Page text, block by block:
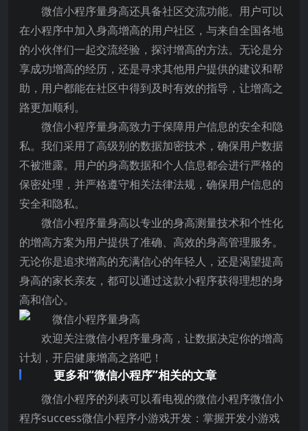
微信小程序量身高还具备社区交流功能。用户可以
在小程序中加入身高增高的用户社区，与来自全国各地
的小伙伴们一起交流经验，探讨增高的方法。无论是分
享成功增高的经历，还是寻求其他用户提供的建议和帮
助，用户都能在社区中得到及时有效的指导，让增高之
路更加顺利。
微信小程序量身高致力于保障用户信息的安全和隐
私。我们采用了高级别的数据加密技术，确保用户数据
不被泄露。用户的身高数据和个人信息都会进行严格的
保密处理，并严格遵守相关法律法规，确保用户信息的
安全和隐私。
微信小程序量身高以专业的身高测量技术和个性化
的增高方案为用户提供了准确、高效的身高管理服务。
无论你是追求增高的充满信心的年轻人，还是渴望提高
身高的家长亲友，都可以通过这款小程序获得理想的身
高和信心。
欢迎关注微信小程序量身高，让数据决定你的增高
计划，开启健康增高之路吧！
更多和“微信小程序”相关的文章
微信小程序的列表可以看电视的微信小程序微信小
程序success微信小程序小游戏开发：掌握开发小游戏